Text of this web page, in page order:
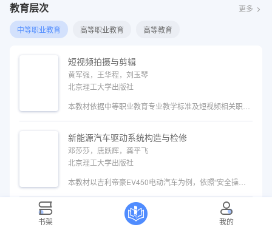
教育层次 更多
中等职业教育 高等职业教育 高等教育
短视频拍摄与剪辑
黄军强，王华程，刘玉琴
北京理工大学出版社
新能源汽车驱动系统构造与检修
邓莎莎，唐跃辉，龚平飞
北京理工大学出版社
劳动润心 青春筑梦
纪渊海，崔西展，林嘉青
书架 我的